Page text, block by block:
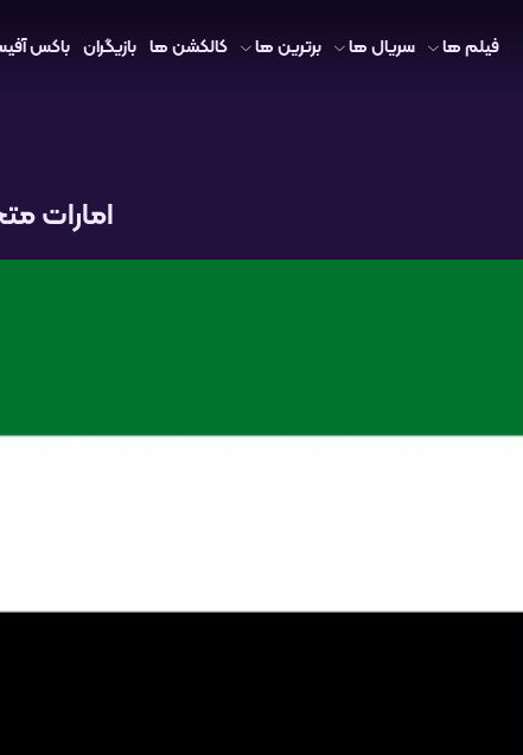
فیلم ها سریال ها برترین ها کالکشن ها بازیگران باکس
امارات